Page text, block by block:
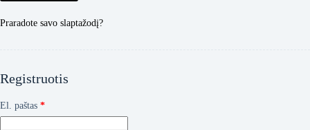
Praradote savo slaptažodį?
Registruotis
El. paštas *Privalomas